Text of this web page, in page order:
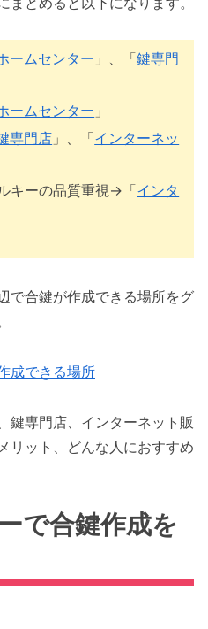
ームセンター 」、「鍵専門
ームセンター 」
専門店 」、「インターネッ
キーの品質重視→「インタ
で合鍵が作成できる場所をグ
成できる場所
鍵専門店、インターネット販
リット、どんな人におすすめ
で合鍵作成を